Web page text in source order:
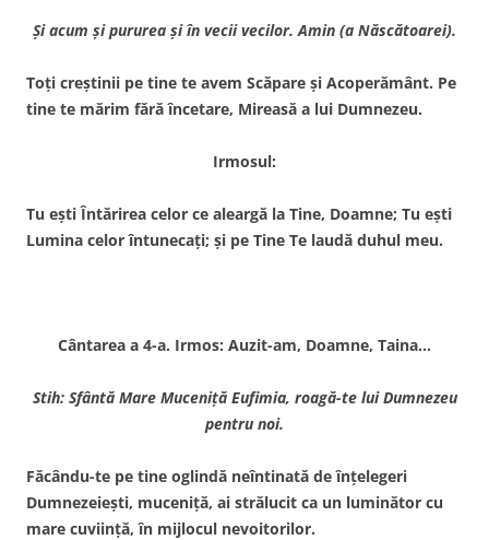
Şi acum şi pururea şi în vecii vecilor. Amin (a Născătoarei).
Toţi creştinii pe tine te avem Scăpare şi Acoperământ. Pe
tine te mărim fără încetare, Mireasă a lui Dumnezeu.
Irmosul:
Tu eşti Întărirea celor ce aleargă la Tine, Doamne; Tu eşti
Lumina celor întunecaţi; şi pe Tine Te laudă duhul meu.
Cântarea a 4-a. Irmos: Auzit-am, Doamne, Taina…
Stih: Sfântă Mare Muceniţă Eufimia, roagă-te lui Dumnezeu
pentru noi.
Făcându-te pe tine oglindă neîntinată de înţelegeri
Dumnezeieşti, muceniţă, ai strălucit ca un luminător cu
mare cuviinţă, în mijlocul nevoitorilor.